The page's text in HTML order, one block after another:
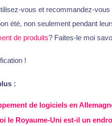
vous et recommandez-
été, non seulement pendant
de produits? Faites-le moi
!
:
de logiciels en
le Royaume-Uni est-il un